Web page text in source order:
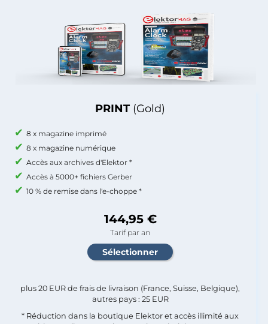
PRINT (Gold)
8 x magazine imprimé
8 x magazine numérique
Accès aux archives d'Elektor *
Accès à 5000+ fichiers Gerber
10 % de remise dans l'e-choppe *
144,95 €
Tarif par an
plus 20 EUR de frais de livraison (France, Suisse, Belgique),
autres pays : 25 EUR
* Réduction dans la boutique Elektor et accès illimité aux